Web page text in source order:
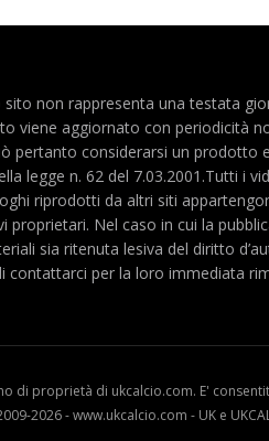
sito non rappresenta una testata
viene aggiornato con periodicità
pertanto considerarsi un prodotto
legge n. 62 del 7.03.2001.Tutti i
riprodotti da altri siti
proprietari. Nel caso in cui la
sia ritenuta lesiva del diritto
contattarci per la loro immediata
di proprietà di ukcalcio.com. E'
2026 - www.ukcalcio.com - UK e